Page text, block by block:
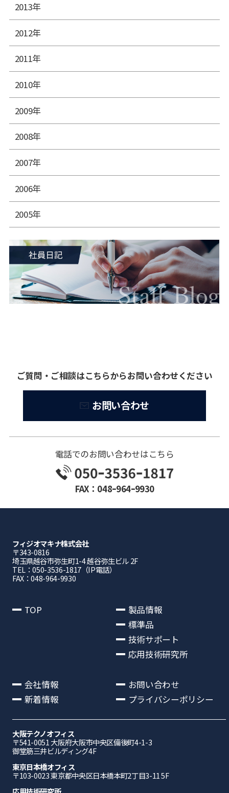
2013年
2012年
2011年
2010年
2009年
2008年
2007年
2006年
2005年
ご質問・ご相談はこちらからお問い合わせください
お問い合わせ
電話でのお問い合わせはこちら
FAX：048ｰ964ｰ9930
フィジオマキナ株式会社
〒343-0816
埼⽟県越⾕市弥⽣町1-4 越⾕弥⽣ビル 2F
TEL：050-3536-1817（IP電話）
FAX：048-964-9930
TOP
製品情報
標準品
技術サポート
応用技術研究所
会社情報
新着情報
お問い合わせ
プライバシーポリシー
大阪テクノオフィス
〒541-0051 ⼤阪府⼤阪市中央区備後町4-1-3
御堂筋三井ビルディング4F
東京日本橋オフィス
〒103-0023 東京都中央区日本橋本町2丁目3-11 5F